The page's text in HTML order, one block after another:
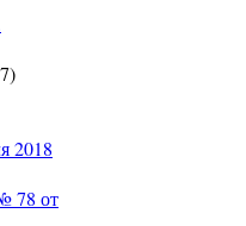
)
2018
78 от